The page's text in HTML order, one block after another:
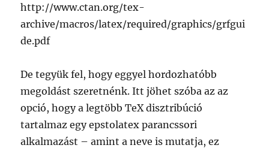
http://www.ctan.org/tex-
archive/macros/latex/required/graphics/grfgui
de.pdf
De tegyük fel, hogy eggyel hordozhatóbb
megoldást szeretnénk. Itt jöhet szóba az az
opció, hogy a legtöbb TeX disztribúció
tartalmaz egy epstolatex parancssori
alkalmazást – amint a neve is mutatja, ez